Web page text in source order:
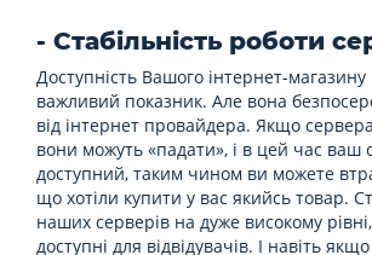
- Стабільність роботи
Доступність Вашого інтернет-
важливий показник. Але вона
від інтернет провайдера. Якщо
вони можуть «падати», і в цей час ваш
доступний, таким чином ви можете
що хотіли купити у вас якийсь товар.
наших серверів на дуже високому
доступні для відвідувачів. І навіть